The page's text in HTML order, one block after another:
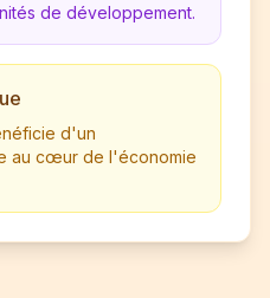
de développement.
d'un
au cœur de l'économie